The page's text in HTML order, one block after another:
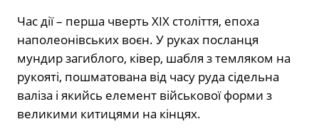
Час дії – перша чверть ХІХ століття, епоха
наполеонівських воєн. У руках посланця
мундир загиблого, ківер, шабля з темляком на
рукояті, пошматована від часу руда сідельна
валіза і якийсь елемент військової форми з
великими китицями на кінцях.